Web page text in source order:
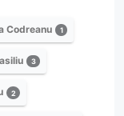
Codreanu 1
3
2